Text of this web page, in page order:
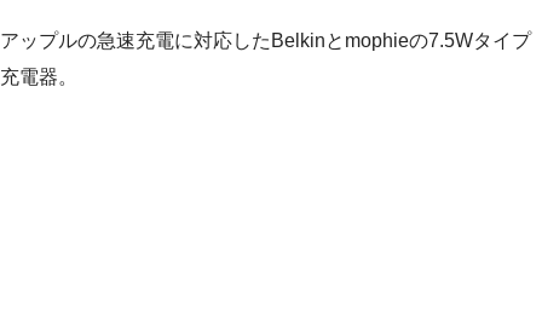
アップルの急速充電に対応したBelkinとmophieの7.5Wタイプ
充電器。